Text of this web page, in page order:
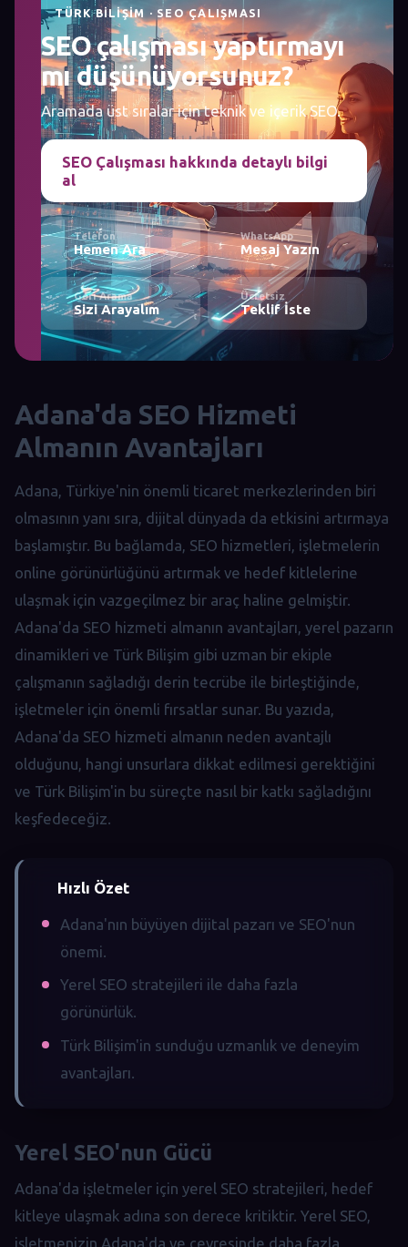
TÜRK BILIŞIM · SEO ÇALIŞMASI
SEO çalışması yaptırmayı
mı düşünüyorsunuz?
Aramada üst sıralar için teknik ve içerik SEO.
SEO Çalışması hakkında detaylı bilgi
al
Telefon
Hemen Ara
WhatsApp
Mesaj Yazın
Geri Arama
Sizi Arayalım
Ücretsiz
Teklif İste
Adana'da SEO Hizmeti
Almanın Avantajları
Adana, Türkiye'nin önemli ticaret merkezlerinden biri
olmasının yanı sıra, dijital dünyada da etkisini artırmaya
başlamıştır. Bu bağlamda, SEO hizmetleri, işletmelerin
online görünürlüğünü artırmak ve hedef kitlelerine
ulaşmak için vazgeçilmez bir araç haline gelmiştir.
Adana'da SEO hizmeti almanın avantajları, yerel pazarın
dinamikleri ve Türk Bilişim gibi uzman bir ekiple
çalışmanın sağladığı derin tecrübe ile birleştiğinde,
işletmeler için önemli fırsatlar sunar. Bu yazıda,
Adana'da SEO hizmeti almanın neden avantajlı
olduğunu, hangi unsurlara dikkat edilmesi gerektiğini
ve Türk Bilişim'in bu süreçte nasıl bir katkı sağladığını
keşfedeceğiz.
Hızlı Özet
Adana'nın büyüyen dijital pazarı ve SEO'nun
önemi.
Yerel SEO stratejileri ile daha fazla
görünürlük.
Türk Bilişim'in sunduğu uzmanlık ve deneyim
avantajları.
Yerel SEO'nun Gücü
Adana'da işletmeler için yerel SEO stratejileri, hedef
kitleye ulaşmak adına son derece kritiktir. Yerel SEO,
işletmenizin Adana'da ve çevresinde daha fazla